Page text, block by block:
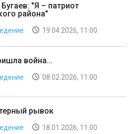
"Я – патриот
района"
19.04.2026, 11:00
война...
08.02.2026, 11:00
рывок
18.01.2026, 11:00